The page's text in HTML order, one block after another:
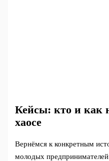
Кейсы: кто и как
хаосе
Вернёмся к конкретным
молодых